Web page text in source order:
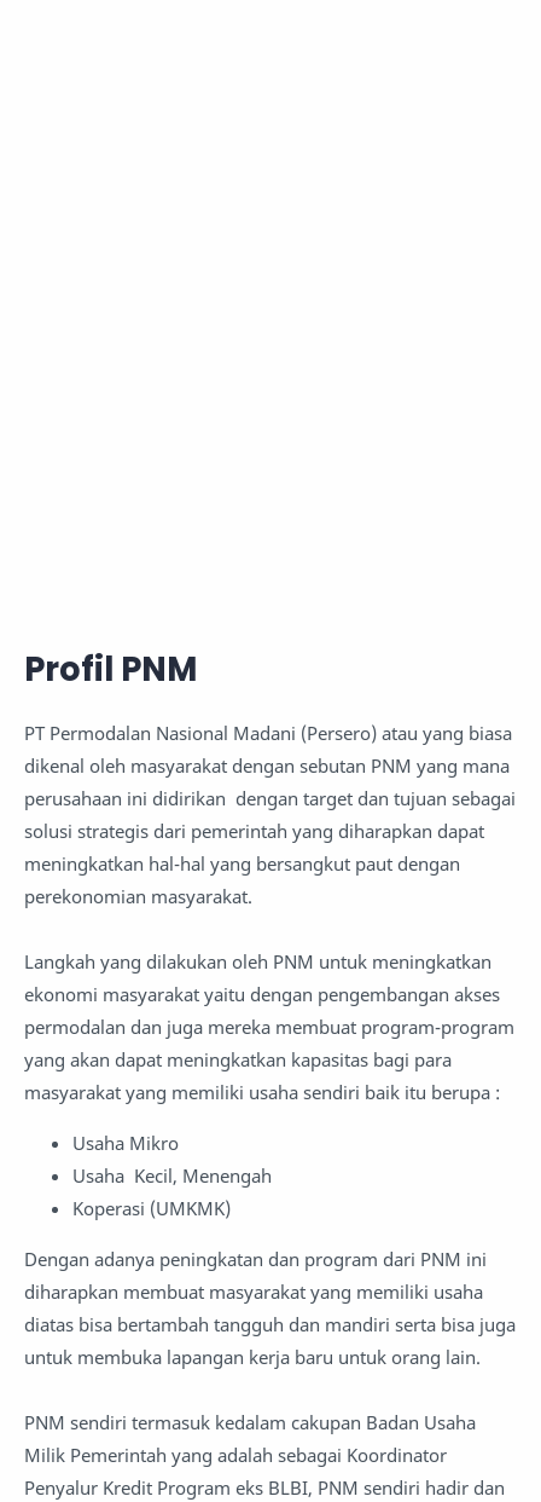
Profil PNM
PT Permodalan Nasional Madani (Persero) atau yang biasa
dikenal oleh masyarakat dengan sebutan PNM yang mana
perusahaan ini didirikan dengan target dan tujuan sebagai
solusi strategis dari pemerintah yang diharapkan dapat
meningkatkan hal-hal yang bersangkut paut dengan
perekonomian masyarakat.
Langkah yang dilakukan oleh PNM untuk meningkatkan
ekonomi masyarakat yaitu dengan pengembangan akses
permodalan dan juga mereka membuat program-program
yang akan dapat meningkatkan kapasitas bagi para
masyarakat yang memiliki usaha sendiri baik itu berupa :
Usaha Mikro
Usaha Kecil, Menengah
Koperasi (UMKMK)
Dengan adanya peningkatan dan program dari PNM ini
diharapkan membuat masyarakat yang memiliki usaha
diatas bisa bertambah tangguh dan mandiri serta bisa juga
untuk membuka lapangan kerja baru untuk orang lain.
PNM sendiri termasuk kedalam cakupan Badan Usaha
Milik Pemerintah yang adalah sebagai Koordinator
Penyalur Kredit Program eks BLBI, PNM sendiri hadir dan